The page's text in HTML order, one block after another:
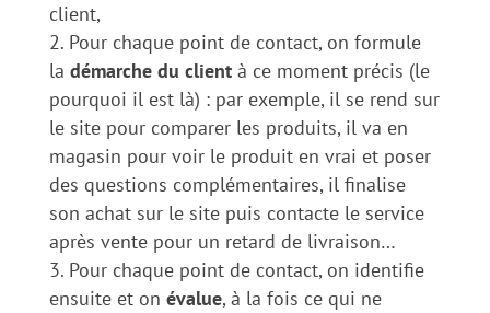
client,
Pour chaque point de contact, on formule
la démarche du clientà ce moment précis (le
pourquoi il est là) : par exemple, il se rend sur
le site pour comparer les produits, il va en
magasin pour voir le produit en vrai et poser
des questions complémentaires, il finalise
son achat sur le site puis contacte le service
après vente pour un retard de livraison…
Pour chaque point de contact, on identifie
ensuite et on évalue, à la fois ce qui ne